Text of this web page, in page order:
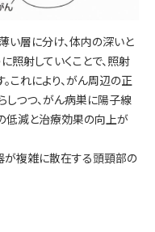
い層に分け、体内の深いと
照射していくことで、照射
これにより、がん周辺の正
つつ、がん病巣に陽子線
低減と治療効果の向上が
が複雑に散在する頭頸部の